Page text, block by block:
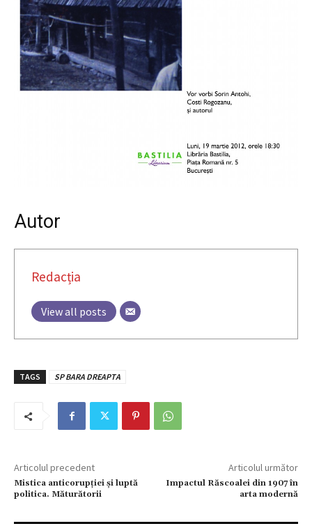
Autor
Redacția
View all posts
TAGS SP BARA DREAPTA
Articolul precedent
Mistica anticorupţiei şi luptă
politica. Măturătorii
Articolul următor
Impactul Răscoalei din 1907 în
arta modernă